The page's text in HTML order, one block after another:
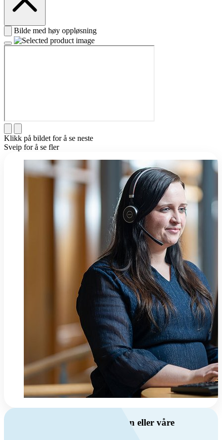
Bilde med høy oppløsning
Klikk på bildet for å se neste
Sveip for å se fler
Har du spørsmål om ventilasjon eller våre